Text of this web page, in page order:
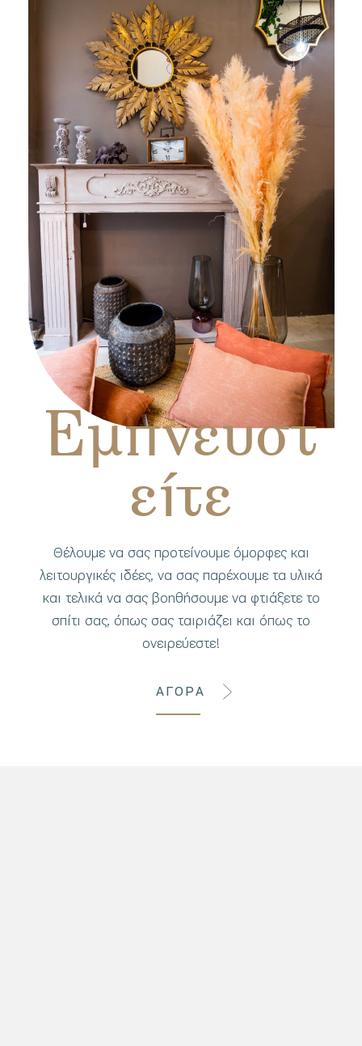
Εμπνευστ
είτε
Θέλουμε να σας προτείνουμε όμορφες και
λειτουργικές ιδέες, να σας παρέχουμε τα υλικά
και τελικά να σας βοηθήσουμε να φτιάξετε το
σπίτι σας, όπως σας ταιριάζει και όπως το
ονειρεύεστε!
ΑΓΟΡΑ